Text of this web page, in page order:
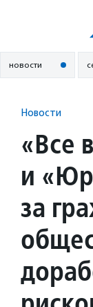
новости
Новости
«Все
и
за